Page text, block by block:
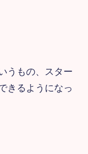
うもの、スター
きるようになっ